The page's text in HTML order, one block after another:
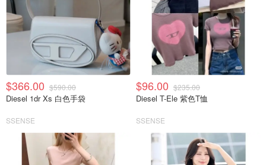
$366.00 $590.00
Diesel 1dr Xs 白色手袋
SSENSE
$96.00 $235.00
Diesel T-Ele 紫色T恤
SSENSE